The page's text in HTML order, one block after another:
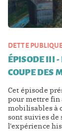
DETTE
ÉPISODE III
COUPE DES
Cet épisode
pour mettre fin
mobilisables à
sont suivies
l'expérience